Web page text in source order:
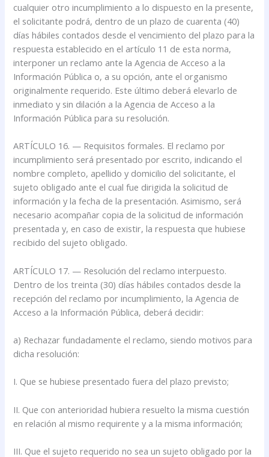
cualquier otro incumplimiento a lo dispuesto en la presente,
el solicitante podrá, dentro de un plazo de cuarenta (40)
días hábiles contados desde el vencimiento del plazo para la
respuesta establecido en el artículo 11 de esta norma,
interponer un reclamo ante la Agencia de Acceso a la
Información Pública o, a su opción, ante el organismo
originalmente requerido. Este último deberá elevarlo de
inmediato y sin dilación a la Agencia de Acceso a la
Información Pública para su resolución.
ARTÍCULO 16. — Requisitos formales. El reclamo por
incumplimiento será presentado por escrito, indicando el
nombre completo, apellido y domicilio del solicitante, el
sujeto obligado ante el cual fue dirigida la solicitud de
información y la fecha de la presentación. Asimismo, será
necesario acompañar copia de la solicitud de información
presentada y, en caso de existir, la respuesta que hubiese
recibido del sujeto obligado.
ARTÍCULO 17. — Resolución del reclamo interpuesto.
Dentro de los treinta (30) días hábiles contados desde la
recepción del reclamo por incumplimiento, la Agencia de
Acceso a la Información Pública, deberá decidir:
a) Rechazar fundadamente el reclamo, siendo motivos para
dicha resolución:
I. Que se hubiese presentado fuera del plazo previsto;
II. Que con anterioridad hubiera resuelto la misma cuestión
en relación al mismo requirente y a la misma información;
III. Que el sujeto requerido no sea un sujeto obligado por la